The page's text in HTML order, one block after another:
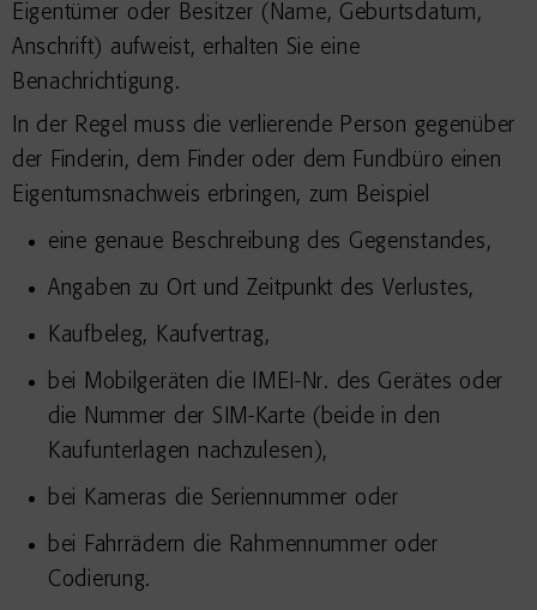
Eigentümer oder Besitzer (Name, Geburtsdatum,
Anschrift) aufweist, erhalten Sie eine
Benachrichtigung.
In der Regel muss die verlierende Person gegenüber
der Finderin, dem Finder oder dem Fundbüro einen
Eigentumsnachweis erbringen, zum Beispiel
eine genaue Beschreibung des Gegenstandes,
Angaben zu Ort und Zeitpunkt des Verlustes,
Kaufbeleg, Kaufvertrag,
bei Mobilgeräten die IMEI-Nr. des Gerätes oder
die Nummer der SIM-Karte (beide in den
Kaufunterlagen nachzulesen),
bei Kameras die Seriennummer oder
bei Fahrrädern die Rahmennummer oder
Codierung.